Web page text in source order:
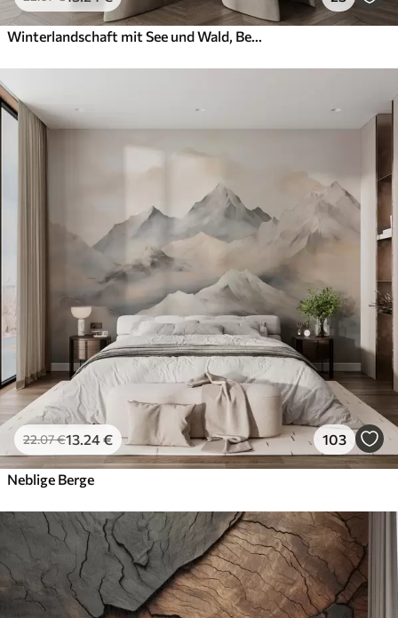
Winterlandschaft mit See und Wald, Berge, Pastell Stil darwing
22.07€13.24€ 103
Neblige Berge